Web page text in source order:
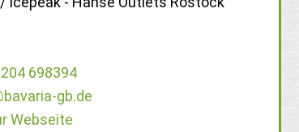
698394
gb.de
Webseite